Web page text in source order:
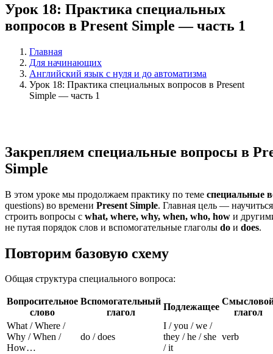
Урок 18: Практика специальных
вопросов в Present Simple — часть 1
Главная
Для начинающих
Английский язык с нуля и до автоматизма
Урок 18: Практика специальных вопросов в Present
Simple — часть 1
Закрепляем специальные вопросы в
Simple
В этом уроке мы продолжаем практику по теме специальные
questions) во времени Present Simple. Главная цель —
строить вопросы с what, where, why, when, who, how и
не путая порядок слов и вспомогательные глаголы do и does.
Повторим базовую схему
Общая структура специального вопроса:
Вопросительное
слово
Вспомогательный
глагол
Подлежащее
глагол
What / Where /
Why / When /
How…
do / does
I / you / we /
they / he / she
/ it
verb